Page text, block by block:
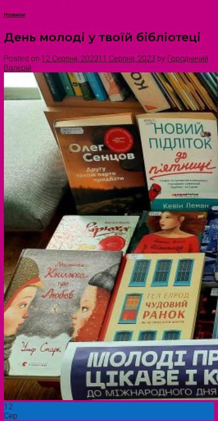
Новини
День молоді у твоїй бібліотеці
Posted on 12 Серпня, 202311 Серпня, 2023 by Городничий
Валерій
12
Сер